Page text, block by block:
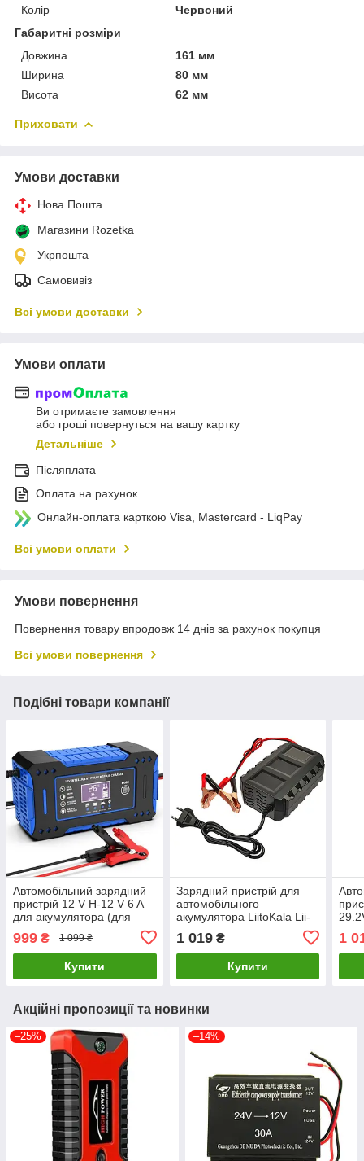
Колір
Червоний
Габаритні розміри
Довжина
161 мм
Ширина
80 мм
Висота
62 мм
Приховати
Умови доставки
Нова Пошта
Магазини Rozetka
Укрпошта
Самовивіз
Всі умови доставки
Умови оплати
Ви отримаєте замовлення
або гроші повернуться на вашу картку
Детальніше
Післяплата
Оплата на рахунок
Онлайн-оплата карткою Visa, Mastercard - LiqPay
Всі умови оплати
Умови повернення
Повернення товару впродовж 14 днів за рахунок покупця
Всі умови повернення
Подібні товари компанії
Автомобільний зарядний
пристрій 12 V H-12 V 6 A
для акумулятора (для
олив'яно-кислотних AGM
GEL) Smart + LCD Синій
999 ₴ 1 099 ₴
Купити
Зарядний пристрій для
автомобільного
акумулятора LiitoKala Lii-
1 019₴
Купити
1
Акційні пропозиції та новинки
–25% –14%